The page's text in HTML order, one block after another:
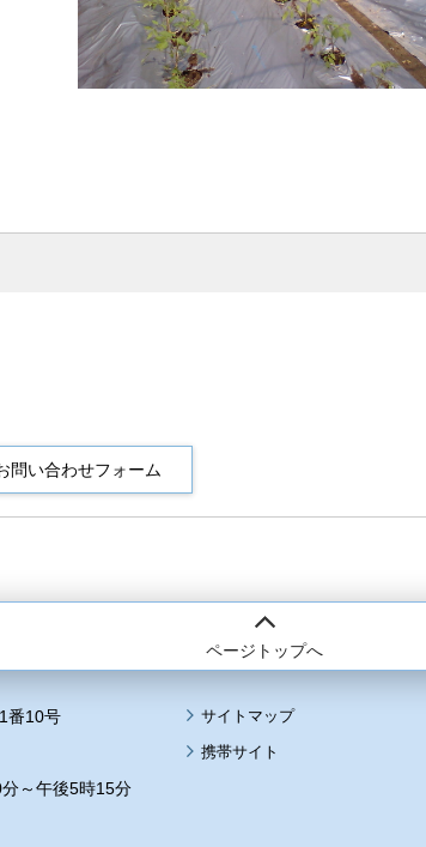
ページトップへ
番10号
～午後5時15分
サイトマップ
携帯サイト